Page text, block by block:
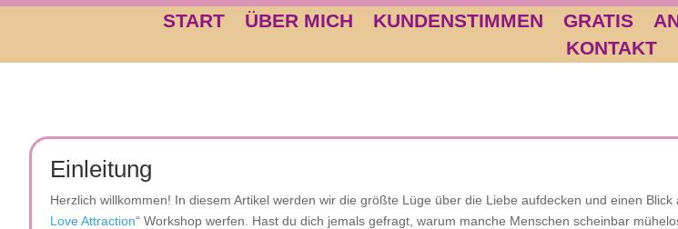
START ÜBER MICH KUNDENSTIMMEN GRATIS
KONTAKT
Einleitung
Herzlich willkommen! In diesem Artikel werden wir die größte Lüge über die Liebe aufdecken und einen Blick
Love Attraction“ Workshop werfen. Hast du dich jemals gefragt, warum manche Menschen scheinbar